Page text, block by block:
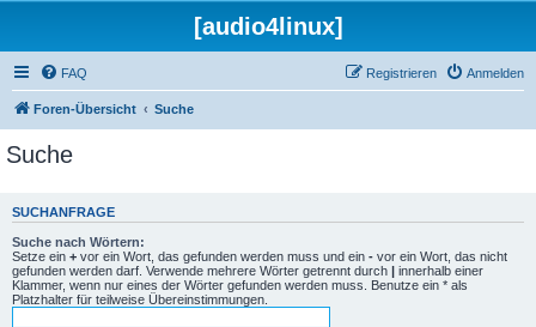
[audio4linux]
FAQ Anmelden
Registrieren
Foren-Übersicht Suche
Suche
SUCHANFRAGE
Suche nach Wörtern:
Setze ein + vor ein Wort, das gefunden werden muss und ein - vor ein Wort, das nicht
gefunden werden darf. Verwende mehrere Wörter getrennt durch | innerhalb einer
Klammer, wenn nur eines der Wörter gefunden werden muss. Benutze ein * als
Platzhalter für teilweise Übereinstimmungen.